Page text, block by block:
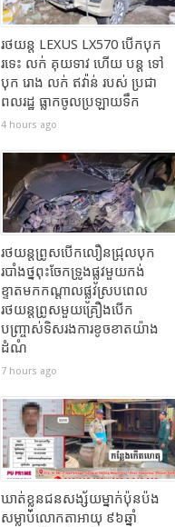
រថយន្ដ LEXUS LX570 បេីកបុក
រទេះ លក់ គុយទាវ ហេីយ បន្ត ទៅ
បុក រោង លក់ ឥវ៉ាន់ របស់ ប្រជា
ពលរដ្ឋ ធ្លាកចូលប្រឡាយទឹក
4 hours ago
រថយន្តព្រូសបើកលឿនជ្រុលបុក
របាំងថ្នពុះចែកទ្រូងផ្លូវមួយកង់
ខ្ទាតមកកណ្តាលផ្លូវស្របពេល
រថយន្តព្រូសមួយគ្រឿងបើក
បញ្ច្រាស់ទិសរងការខូចខាតយ៉ាង
ដំណំ
7 hours ago
ឃាត់ខ្លួនជនសង្ស័យម្នាក់ប៉ុនប៉ង
សម្លាប់លោកតាអាយុ ៩៦ឆ្នាំ